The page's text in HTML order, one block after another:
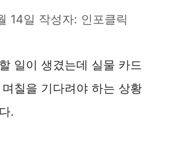
14일 작성자: 인포클릭
일이 생겼는데 실물 카드
칠을 기다려야 하는 상황
.